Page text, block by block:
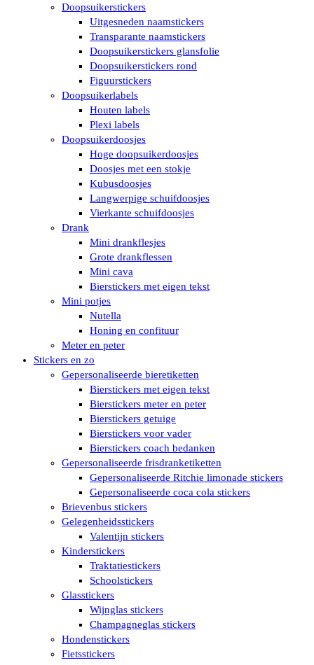
Doopsuikerstickers
Uitgesneden naamstickers
Transparante naamstickers
Doopsuikerstickers glansfolie
Doopsuikerstickers rond
Figuurstickers
Doopsuikerlabels
Houten labels
Plexi labels
Doopsuikerdoosjes
Hoge doopsuikerdoosjes
Doosjes met een stokje
Kubusdoosjes
Langwerpige schuifdoosjes
Vierkante schuifdoosjes
Drank
Mini drankflesjes
Grote drankflessen
Mini cava
Bierstickers met eigen tekst
Mini potjes
Nutella
Honing en confituur
Meter en peter
Stickers en zo
Gepersonaliseerde bieretiketten
Bierstickers met eigen tekst
Bierstickers meter en peter
Bierstickers getuige
Bierstickers voor vader
Bierstickers coach bedanken
Gepersonaliseerde frisdranketiketten
Gepersonaliseerde Ritchie limonade stickers
Gepersonaliseerde coca cola stickers
Brievenbus stickers
Gelegenheidsstickers
Valentijn stickers
Kinderstickers
Traktatiestickers
Schoolstickers
Glasstickers
Wijnglas stickers
Champagneglas stickers
Hondenstickers
Fietsstickers